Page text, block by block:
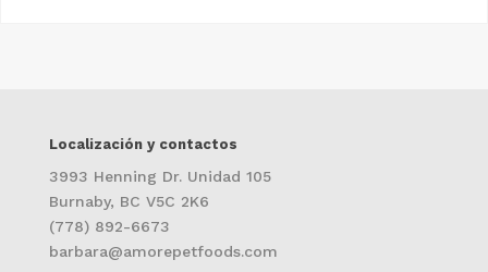
Localización y contactos
3993 Henning Dr. Unidad 105
Burnaby, BC V5C 2K6
(778) 892-6673
barbara@amorepetfoods.com